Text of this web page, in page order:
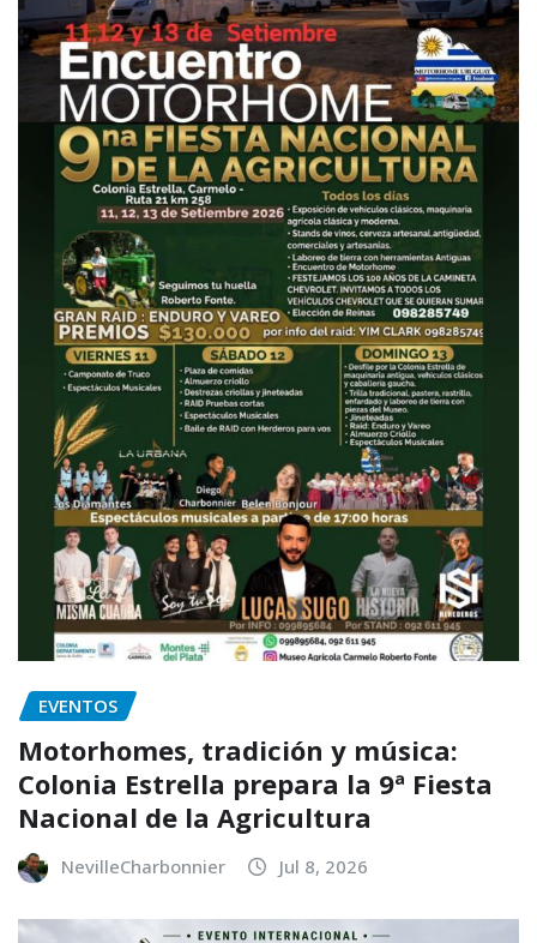
EVENTOS
Motorhomes, tradición y música:
Colonia Estrella prepara la 9ª Fiesta
Nacional de la Agricultura
NevilleCharbonnier Jul 8, 2026